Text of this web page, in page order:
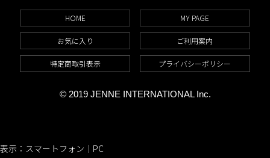
HOME MY PAGE
お気に入り ご利用案内
特定商取引表示 プライバシーポリシー
© 2019 JENNE INTERNATIONAL Inc.
表示：スマートフォン｜ PC